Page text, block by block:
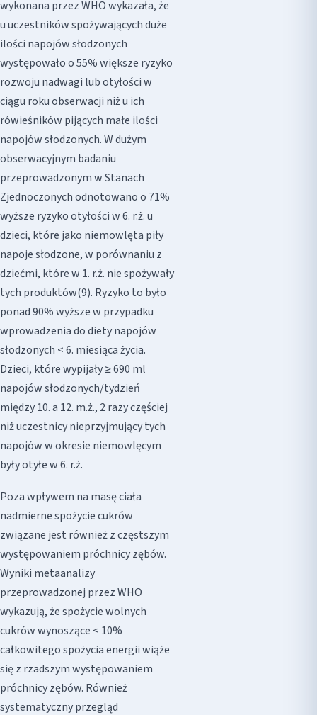
wykonana przez WHO wykazała, że
u uczestników spożywających duże
ilości napojów słodzonych
występowało o 55% większe ryzyko
rozwoju nadwagi lub otyłości w
ciągu roku obserwacji niż u ich
rówieśników pijących małe ilości
napojów słodzonych. W dużym
obserwacyjnym badaniu
przeprowadzonym w Stanach
Zjednoczonych odnotowano o 71%
wyższe ryzyko otyłości w 6. r.ż. u
dzieci, które jako niemowlęta piły
napoje słodzone, w porównaniu z
dziećmi, które w 1. r.ż. nie spożywały
tych produktów(9). Ryzyko to było
ponad 90% wyższe w przypadku
wprowadzenia do diety napojów
słodzonych < 6. miesiąca życia.
Dzieci, które wypijały ≥ 690 ml
napojów słodzonych/tydzień
między 10. a 12. m.ż., 2 razy częściej
niż uczestnicy nieprzyjmujący tych
napojów w okresie niemowlęcym
były otyłe w 6. r.ż.
Poza wpływem na masę ciała
nadmierne spożycie cukrów
związane jest również z częstszym
występowaniem próchnicy zębów.
Wyniki metaanalizy
przeprowadzonej przez WHO
wykazują, że spożycie wolnych
cukrów wynoszące < 10%
całkowitego spożycia energii wiąże
się z rzadszym występowaniem
próchnicy zębów. Również
systematyczny przegląd